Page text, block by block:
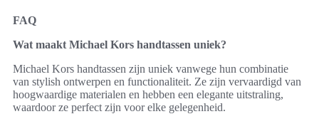
FAQ
Wat maakt Michael Kors handtassen uniek?
Michael Kors handtassen zijn uniek vanwege hun combinatie
van stylish ontwerpen en functionaliteit. Ze zijn vervaardigd van
hoogwaardige materialen en hebben een elegante uitstraling,
waardoor ze perfect zijn voor elke gelegenheid.